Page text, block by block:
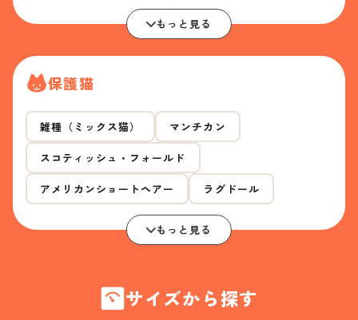
もっと見る
保護猫
雑種（ミックス猫） マンチカン
スコティッシュ・フォールド
アメリカンショートヘアー ラグドール
もっと見る
サイズから探す